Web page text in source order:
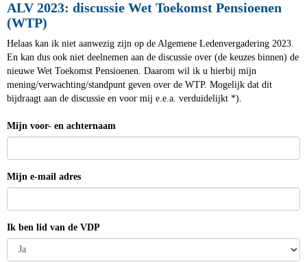
ALV 2023: discussie Wet Toekomst Pensioenen
(WTP)
Helaas kan ik niet aanwezig zijn op de Algemene Ledenvergadering 2023.
En kan dus ook niet deelnemen aan de discussie over (de keuzes binnen) de
nieuwe Wet Toekomst Pensioenen. Daarom wil ik u hierbij mijn
mening/verwachting/standpunt geven over de WTP. Mogelijk dat dit
bijdraagt aan de discussie en voor mij e.e.a. verduidelijkt *).
Mijn voor- en achternaam
Mijn e-mail adres
Ik ben lid van de VDP